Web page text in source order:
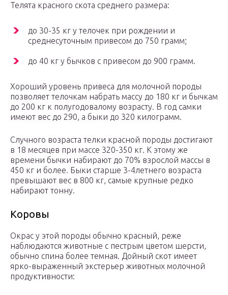
Телята красного скота среднего размера:
до 30-35 кг у телочек при рождении и
среднесуточным привесом до 750 грамм;
до 40 кг у бычков с привесом до 900 грамм.
Хороший уровень привеса для молочной породы
позволяет телочкам набрать массу до 180 кг и бычкам
до 200 кг к полугодовалому возрасту. В год самки
имеют вес до 290, а быки до 320 килограмм.
Случного возраста телки красной породы достигают
в 18 месяцев при массе 320-350 кг. К этому же
времени бычки набирают до 70% взрослой массы в
450 кг и более. Быки старше 3-4летнего возраста
превышают вес в 800 кг, самые крупные редко
набирают тонну.
Коровы
Окрас у этой породы обычно красный, реже
наблюдаются животные с пестрым цветом шерсти,
обычно спина более темная. Дойный скот имеет
ярко-выраженный экстерьер животных молочной
продуктивности: